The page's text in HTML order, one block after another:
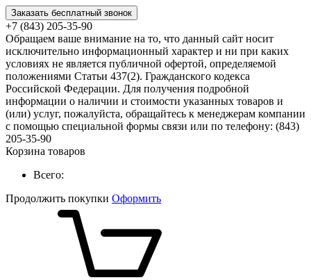
Заказать бесплатный звонок
+7 (843) 205-35-90
Обращаем ваше внимание на то, что данный сайт носит
исключительно информационный характер и ни при каких
условиях не является публичной офертой, определяемой
положениями Статьи 437(2). Гражданского кодекса
Российской Федерации. Для получения подробной
информации о наличии и стоимости указанных товаров и
(или) услуг, пожалуйста, обращайтесь к менеджерам компании
с помощью специальной формы связи или по телефону: (843)
205-35-90
Корзина товаров
Всего:
Продолжить покупки Оформить